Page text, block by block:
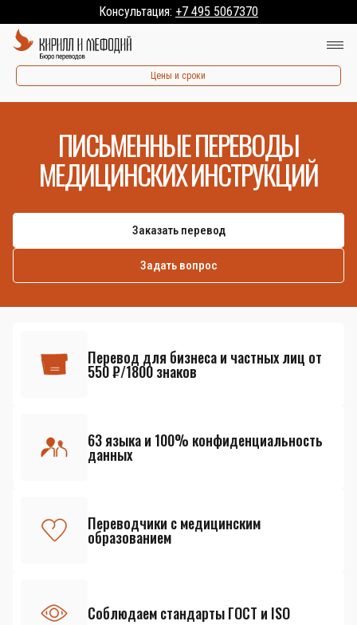
Консультация: +7 495 5067370
Цены и сроки
ПИСЬМЕННЫЕ ПЕРЕВОДЫ
МЕДИЦИНСКИХ ИНСТРУКЦИЙ
Заказать перевод
Задать вопрос
Перевод для бизнеса и частных лиц от
550 ₽/1800 знаков
63 языка и 100% конфиденциальность
данных
Переводчики с медицинским
образованием
Соблюдаем стандарты ГОСТ и ISO